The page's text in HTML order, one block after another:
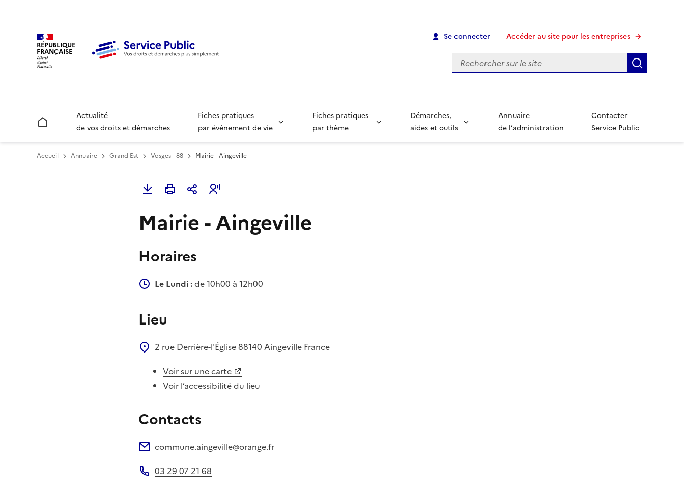
RÉPUBLIQUE
FRANÇAISE
Se connecter Accéder au site pour les entreprises
Recherche
Accueil
Actualité
de vos droits et démarches
Fiches pratiques
par événement de vie
Fiches pratiques
par thème
Démarches,
aides et outils
Annuaire
de l’administration
Contacter
Service Public
Accueil Annuaire Grand Est Vosges - 88 Mairie - Aingeville
Mairie - Aingeville
Horaires
Le Lundi :de 10h00 à 12h00
Lieu
2 rue Derrière-l'Église88140 Aingeville France
Voir sur une carte
Voir l’accessibilité du lieu
Contacts
commune.aingeville@orange.fr
03 29 07 21 68